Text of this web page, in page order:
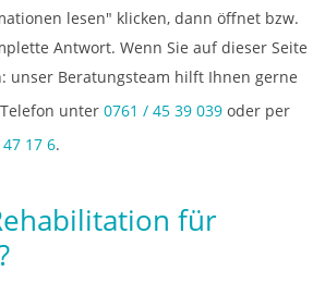
lesen" klicken, dann öffnet bzw.
Antwort. Wenn Sie auf dieser Seite
unser Beratungsteam hilft Ihnen gerne
unter 0761 / 45 39 039 oder per
17 6.
für